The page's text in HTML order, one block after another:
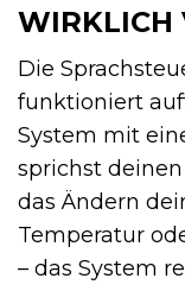
WIRKLICH
Die
funktioniert
System mit
sprichst
das Ändern
Temperatur
– das System